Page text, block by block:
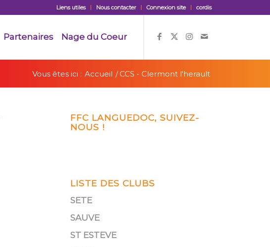
Liens utiles Nous contacter Connexion site cordis
Partenaires Nage du Coeur
Vous êtes ici : Accueil / CCS - Clermont l'herault
FFC LANGUEDOC, SUIVEZ-
NOUS !
LISTE DES CLUBS
SETE
SAUVE
ST ESTEVE